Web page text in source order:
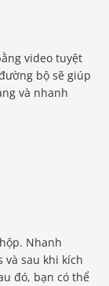
video tuyệt
bộ sẽ giúp
và nhanh
Nhanh
và sau khi kích
đó, bạn có thể